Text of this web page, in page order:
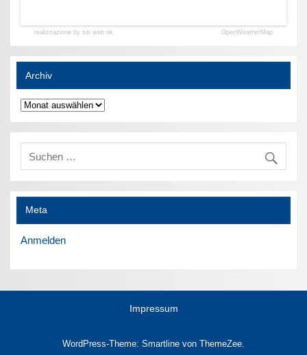
realizzazione by siti web ok OpenWeatherMap
Archiv
Archiv
Meta
Anmelden
Impressum
WordPress-Theme: Smartline von ThemeZee.